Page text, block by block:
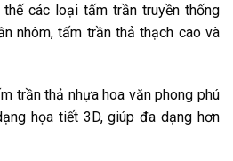
các loại tấm trần truyền thống
nhôm, tấm trần thả thạch cao và
trần thả nhựa hoa văn phong phú
họa tiết 3D, giúp đa dạng hơn